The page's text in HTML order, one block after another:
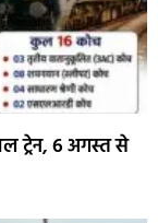
ट्रेन, 6 अगस्त से